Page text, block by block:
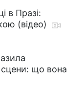
в Празі:
(відео)
сцени: що вона